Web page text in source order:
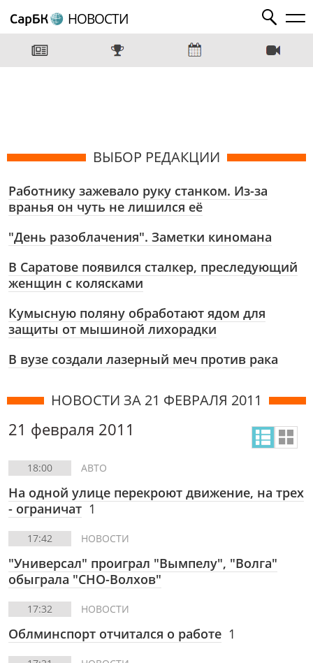
НОВОСТИ
ВЫБОР РЕДАКЦИИ
Работнику зажевало руку станком. Из-за
вранья он чуть не лишился её
"День разоблачения". Заметки киномана
В Саратове появился сталкер, преследующий
женщин с колясками
Кумысную поляну обработают ядом для
защиты от мышиной лихорадки
В вузе создали лазерный меч против рака
НОВОСТИ ЗА 21 ФЕВРАЛЯ 2011
21 февраля 2011
18:00 АВТО
На одной улице перекроют движение, на трех
- ограничат 1
17:42 НОВОСТИ
"Универсал" проиграл "Вымпелу", "Волга"
обыграла "СНО-Волхов"
17:32 НОВОСТИ
Облминспорт отчитался о работе 1